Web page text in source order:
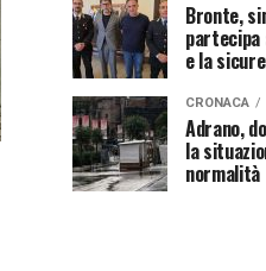
Bronte,
partecipa
e la
CRONACA
Adrano,
la
normalità